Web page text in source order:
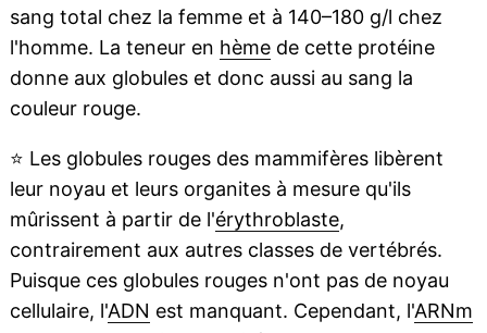
sang total chez la femme et à 140–180 g/l chez
l'homme. La teneur en hèmede cette protéine
donne aux globules et donc aussi au sang la
couleur rouge.
⭐ Les globules rouges des mammifères libèrent
leur noyau et leurs organites à mesure qu'ils
mûrissent à partir de l'érythroblaste,
contrairement aux autres classes de vertébrés.
Puisque ces globules rouges n'ont pas de noyau
cellulaire, l'ADN est manquant. Cependant, l'ARNm